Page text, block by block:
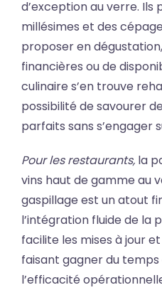
d’exception au verre. Ils
millésimes et des
proposer en dégustation,
financières ou de
culinaire s’en trouve
possibilité de savourer
parfaits sans s’engager
Pour les restaurants, la
vins haut de gamme au
gaspillage est un atout
l’intégration fluide de la
facilite les mises à jour
faisant gagner du
l’efficacité